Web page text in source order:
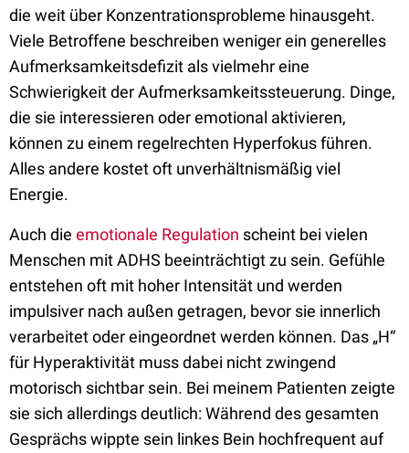
die weit über Konzentrationsprobleme hinausgeht.
Viele Betroffene beschreiben weniger ein generelles
Aufmerksamkeitsdefizit als vielmehr eine
Schwierigkeit der Aufmerksamkeitssteuerung. Dinge,
die sie interessieren oder emotional aktivieren,
können zu einem regelrechten Hyperfokus führen.
Alles andere kostet oft unverhältnismäßig viel
Energie.
Auch die emotionale Regulation scheint bei vielen
Menschen mit ADHS beeinträchtigt zu sein. Gefühle
entstehen oft mit hoher Intensität und werden
impulsiver nach außen getragen, bevor sie innerlich
verarbeitet oder eingeordnet werden können. Das „H“
für Hyperaktivität muss dabei nicht zwingend
motorisch sichtbar sein. Bei meinem Patienten zeigte
sie sich allerdings deutlich: Während des gesamten
Gesprächs wippte sein linkes Bein hochfrequent auf